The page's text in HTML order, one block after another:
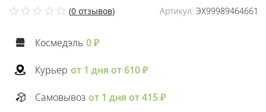
Артикул:ЭХ99989464661
(0 отзывов)
Космедэль 0 ₽
Курьер от 1 дня от 610 ₽
Самовывоз от 1 дня от 415 ₽